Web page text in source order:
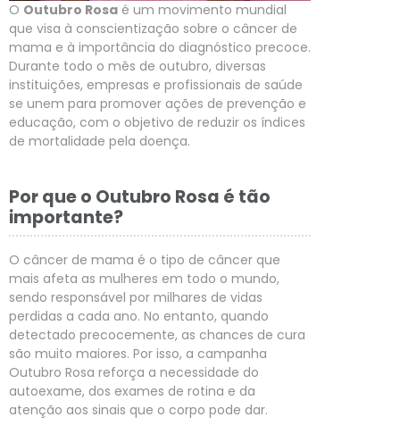
O Outubro Rosa é um movimento mundial
que visa à conscientização sobre o câncer de
mama e à importância do diagnóstico precoce.
Durante todo o mês de outubro, diversas
instituições, empresas e profissionais de saúde
se unem para promover ações de prevenção e
educação, com o objetivo de reduzir os índices
de mortalidade pela doença.
Por que o Outubro Rosa é tão
importante?
O câncer de mama é o tipo de câncer que
mais afeta as mulheres em todo o mundo,
sendo responsável por milhares de vidas
perdidas a cada ano. No entanto, quando
detectado precocemente, as chances de cura
são muito maiores. Por isso, a campanha
Outubro Rosa reforça a necessidade do
autoexame, dos exames de rotina e da
atenção aos sinais que o corpo pode dar.